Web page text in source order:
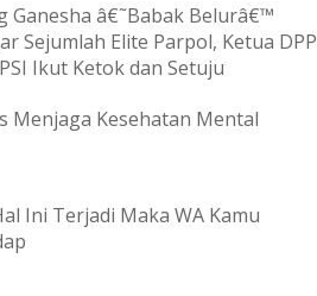
Ganesha â€˜Babak Belurâ€™
Sejumlah Elite Parpol, Ketua DPP
Ikut Ketok dan Setuju
Menjaga Kesehatan Mental
Ini Terjadi Maka WA Kamu